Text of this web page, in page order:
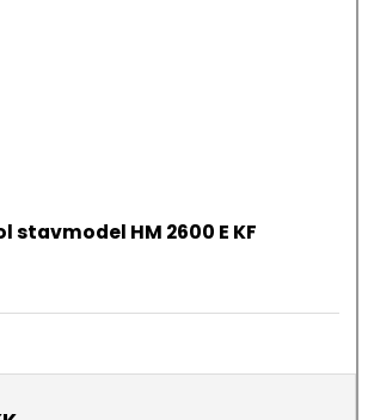
HM 2600 E KF